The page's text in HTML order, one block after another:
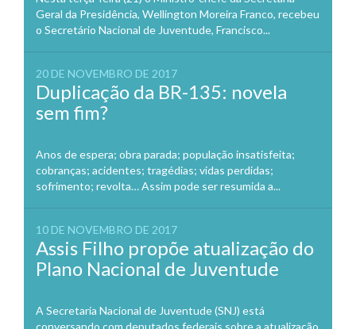
Geral da Presidência, Wellington Moreira Franco, recebeu
o Secretário Nacional de Juventude, Francisco...
20 DE NOVEMBRO DE 2017
Duplicação da BR-135: novela
sem fim?
Anos de espera; obra parada; população insatisfeita;
cobranças; acidentes; tragédias; vidas perdidas;
sofrimento; revolta… Assim pode ser resumida a...
10 DE NOVEMBRO DE 2017
Assis Filho propõe atualização do
Plano Nacional de Juventude
A Secretaria Nacional de Juventude (SNJ) está
conversando com deputados federais sobre a atualização